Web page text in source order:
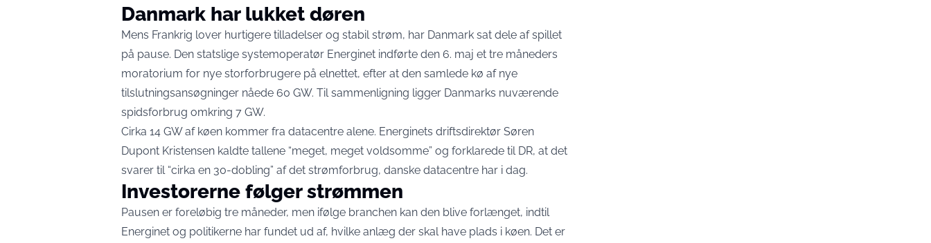
Danmark har lukket døren
Mens Frankrig lover hurtigere tilladelser og stabil strøm, har Danmark sat dele af spillet
på pause. Den statslige systemoperatør Energinet indførte den 6. maj et tre måneders
moratorium for nye storforbrugere på elnettet, efter at den samlede kø af nye
tilslutningsansøgninger nåede 60 GW. Til sammenligning ligger Danmarks nuværende
spidsforbrug omkring 7 GW.
Cirka 14 GW af køen kommer fra datacentre alene. Energinets driftsdirektør Søren
Dupont Kristensen kaldte tallene “meget, meget voldsomme” og forklarede til DR, at det
svarer til “cirka en 30-dobling” af det strømforbrug, danske datacentre har i dag.
Investorerne følger strømmen
Pausen er foreløbig tre måneder, men ifølge branchen kan den blive forlænget, indtil
Energinet og politikerne har fundet ud af, hvilke anlæg der skal have plads i køen. Det er